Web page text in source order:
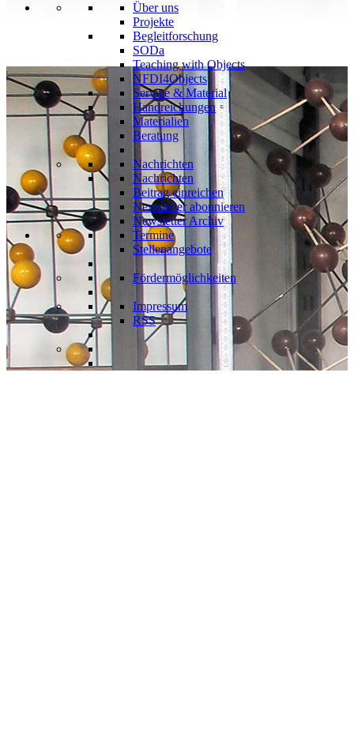
Über uns
Projekte
Begleitforschung
SODa
Teaching with Objects
NFDI4Objects
Service & Material
Handreichungen
Materialien
Beratung
Nachrichten
Nachrichten
Beitrag einreichen
Newsletter abonnieren
Newsletter Archiv
Termine
Stellenangebote
Fördermöglichkeiten
Impressum
RSS